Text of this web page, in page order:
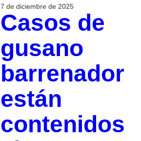
7 de diciembre de 2025
Casos de
gusano
barrenador
están
contenidos